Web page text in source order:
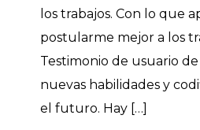
los trabajos. Con lo que
postularme mejor a los
Testimonio de usuario
nuevas habilidades y
el futuro. Hay […]